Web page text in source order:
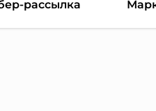
рассылка